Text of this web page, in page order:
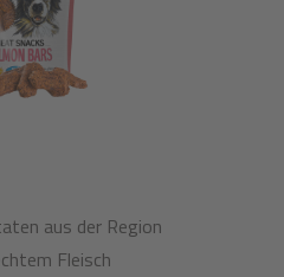
aus der Region
Fleisch